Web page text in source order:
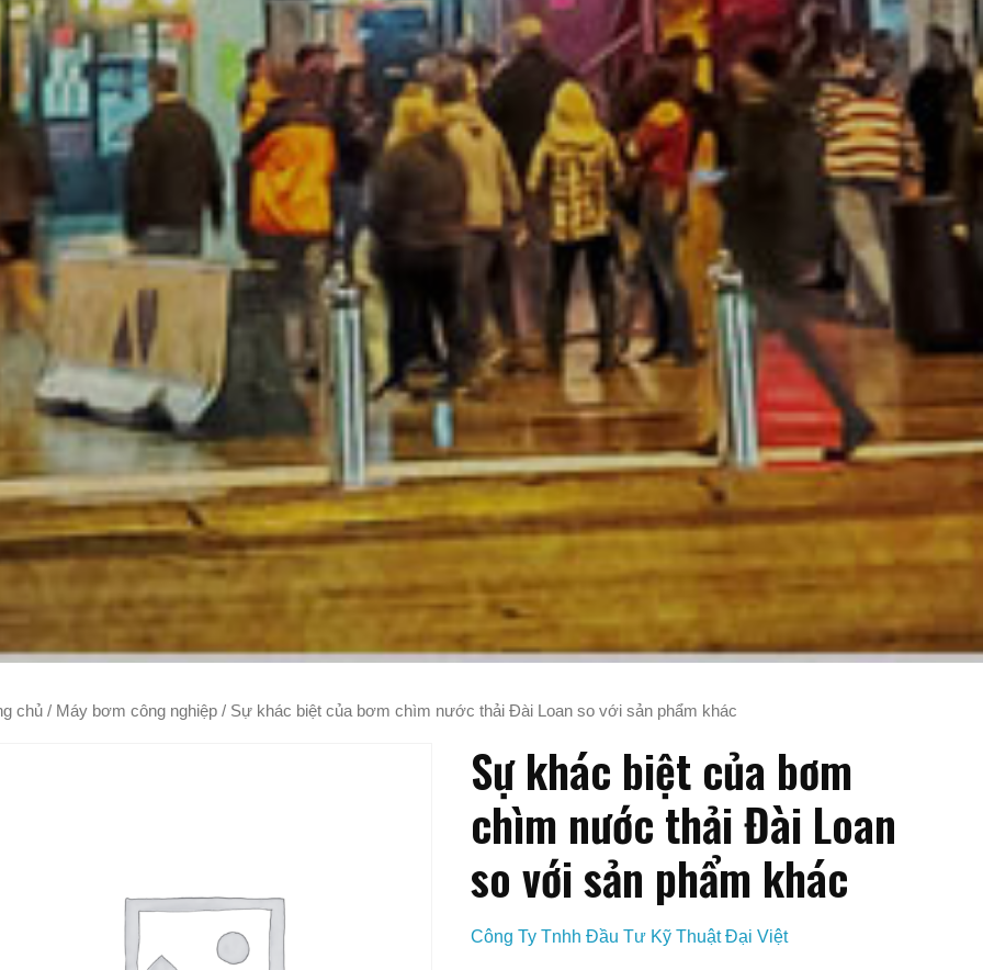
chủ / Máy bơm công nghiệp / Sự khác biệt của bơm chìm nước thải Đài Loan so với sản phẩm khác
Sự khác biệt của bơm
chìm nước thải Đài Loan
so với sản phẩm khác
Công Ty Tnhh Đầu Tư Kỹ Thuật Đại Việt